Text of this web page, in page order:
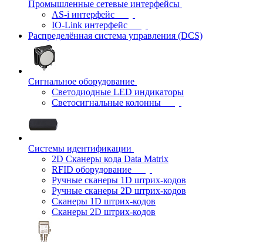
Промышленные сетевые интерфейсы
AS-i интерфейс
IO-Link интерфейс
Распределённая система управления (DCS)
Сигнальное оборудование
Светодиодные LED индикаторы
Светосигнальные колонны
Системы идентификации
2D Сканеры кода Data Matrix
RFID оборудование
Ручные сканеры 1D штрих-кодов
Ручные сканеры 2D штрих-кодов
Сканеры 1D штрих-кодов
Сканеры 2D штрих-кодов